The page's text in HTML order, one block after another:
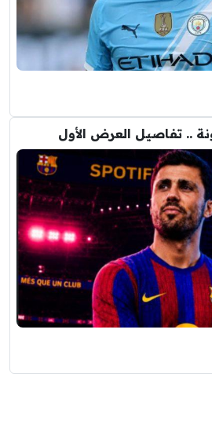
.. تفاصيل العرض الأول